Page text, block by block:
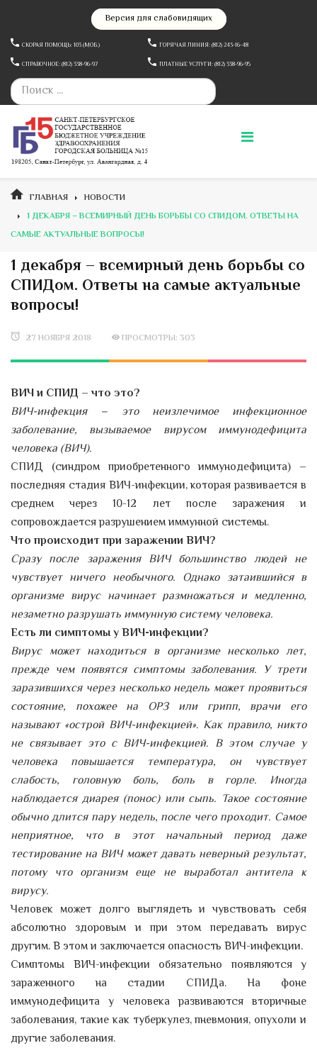
Версия для слабовидящих
СКОРАЯ ПОМОЩЬ: 103 (МОБ.)
СПРАВОЧНОЕ: (812) 338-96-97
ГОРЯЧАЯ ЛИНИЯ: (812) 243-16-48
ПЛАТНЫЕ УСЛУГИ: (812) 338-96-95
ГЛАВНАЯ
НОВОСТИ
1 ДЕКАБРЯ – ВСЕМИРНЫЙ ДЕНЬ БОРЬБЫ СО СПИДОМ. ОТВЕТЫ НА
САМЫЕ АКТУАЛЬНЫЕ ВОПРОСЫ!
1 декабря – всемирный день борьбы со
СПИДом. Ответы на самые актуальные
вопросы!
27 НОЯБРЯ 2018 ПРОСМОТРЫ: 303
ВИЧ и СПИД – что это?
ВИЧ-инфекция – это неизлечимое инфекционное
заболевание, вызываемое вирусом иммунодефицита
человека (ВИЧ).
СПИД (синдром приобретенного иммунодефицита) –
последняя стадия ВИЧ-инфекции, которая развивается в
среднем через 10-12 лет после заражения и
сопровождается разрушением иммунной системы.
Что происходит при заражении ВИЧ?
Сразу после заражения ВИЧ большинство людей не
чувствует ничего необычного. Однако затаившийся в
организме вирус начинает размножаться и медленно,
незаметно разрушать иммунную систему человека.
Есть ли симптомы у ВИЧ-инфекции?
Вирус может находиться в организме несколько лет,
прежде чем появятся симптомы заболевания. У трети
заразившихся через несколько недель может проявиться
состояние, похожее на ОРЗ или грипп, врачи его
называют «острой ВИЧ-инфекцией». Как правило, никто
не связывает это с ВИЧ-инфекцией. В этом случае у
человека повышается температура, он чувствует
слабость, головную боль, боль в горле. Иногда
наблюдается диарея (понос) или сыпь. Такое состояние
обычно длится пару недель, после чего проходит. Самое
неприятное, что в этот начальный период даже
тестирование на ВИЧ может давать неверный результат,
потому что организм еще не выработал антитела к
вирусу.
Человек может долго выглядеть и чувствовать себя
абсолютно здоровым и при этом передавать вирус
другим. В этом и заключается опасность ВИЧ-инфекции.
Симптомы ВИЧ-инфекции обязательно появляются у
зараженного на стадии СПИДа. На фоне
иммунодефицита у человека развиваются вторичные
заболевания, такие как туберкулез, пневмония, опухоли и
другие заболевания.